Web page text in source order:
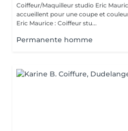
Coiffeur/Maquilleur studio Eric Maurice et son equipe vous
accueillent pour une coupe et
Eric Maurice : Coiffeur stu...
Permanente homme